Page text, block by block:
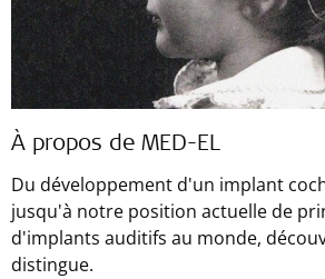
À propos de MED-EL
Du développement d'un implant
jusqu'à notre position actuelle de
d'implants auditifs au monde,
distingue.